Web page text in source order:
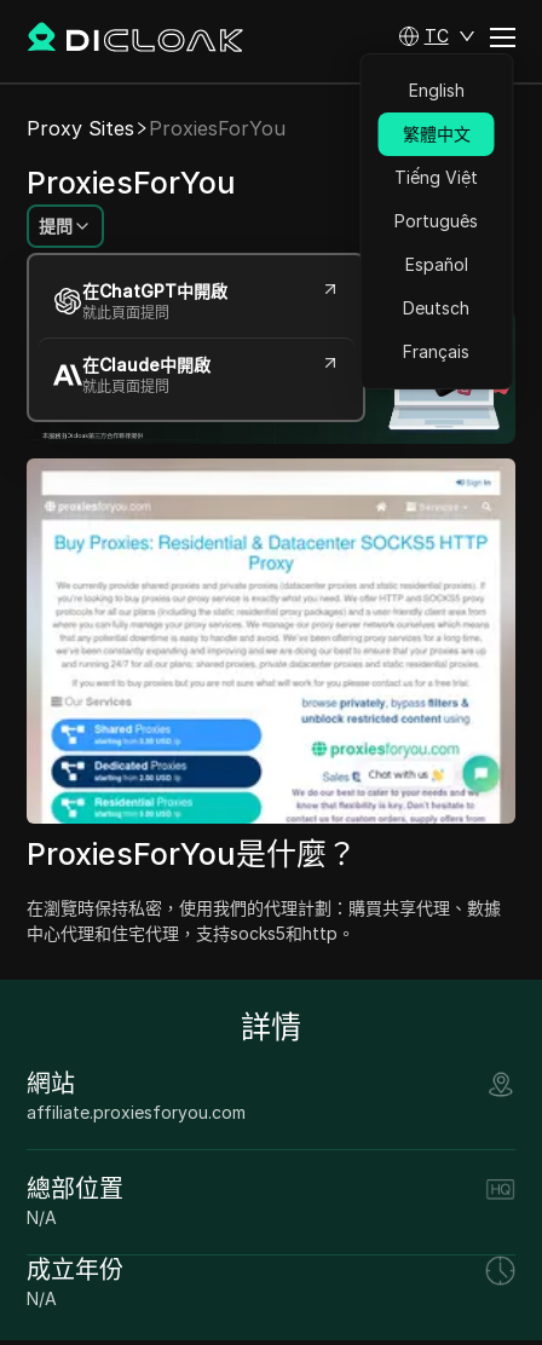
TC
English
繁體中文
Tiếng Việt
Português
Español
Deutsch
Français
Proxy Sites ProxiesForYou
ProxiesForYou
提問
在ChatGPT中開啟
就此頁面提問
在Claude中開啟
就此頁面提問
在瀏覽網頁時輕鬆保持匿名。
ProxiesForYou是什麼？
在瀏覽時保持私密，使用我們的代理計劃：購買共享代理、數據
中心代理和住宅代理，支持socks5和http。
詳情
網站
affiliate.proxiesforyou.com
總部位置
N/A
成立年份
N/A